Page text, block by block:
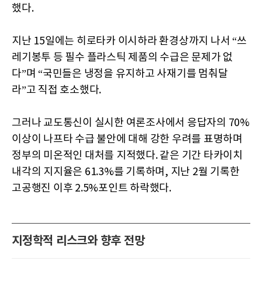
했다.
지난 15일에는 히로타카 이시하라 환경상까지 나서 “쓰
레기봉투 등 필수 플라스틱 제품의 수급은 문제가 없
다”며 “국민들은 냉정을 유지하고 사재기를 멈춰달
라”고 직접 호소했다.
그러나 교도통신이 실시한 여론조사에서 응답자의 70%
이상이 나프타 수급 불안에 대해 강한 우려를 표명하며
정부의 미온적인 대처를 지적했다. 같은 기간 타카이치
내각의 지지율은 61.3%를 기록하며, 지난 2월 기록한
고공행진 이후 2.5%포인트 하락했다.
지정학적 리스크와 향후 전망